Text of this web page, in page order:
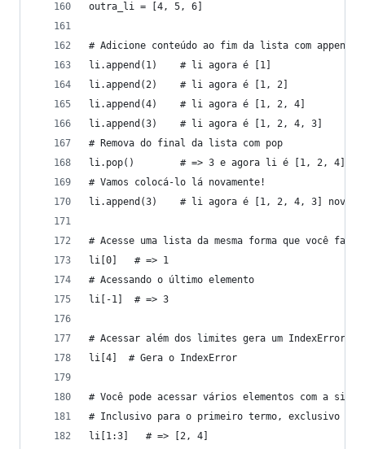
outra_li = [4, 5, 6]
# Adicione conteúdo ao fim da lista com append
li.append(1)    # li agora é [1]
li.append(2)    # li agora é [1, 2]
li.append(4)    # li agora é [1, 2, 4]
li.append(3)    # li agora é [1, 2, 4, 3]
# Remova do final da lista com pop
li.pop()        # => 3 e agora li é [1, 2, 4]
# Vamos colocá-lo lá novamente!
li.append(3)    # li agora é [1, 2, 4, 3]
# Acesse uma lista da mesma forma que você faz
li[0]   # => 1
# Acessando o último elemento
li[-1]  # => 3
# Acessar além dos limites gera um IndexError
li[4]  # Gera o IndexError
# Você pode acessar vários elementos com a
# Inclusivo para o primeiro termo, exclusivo
li[1:3]   # => [2, 4]